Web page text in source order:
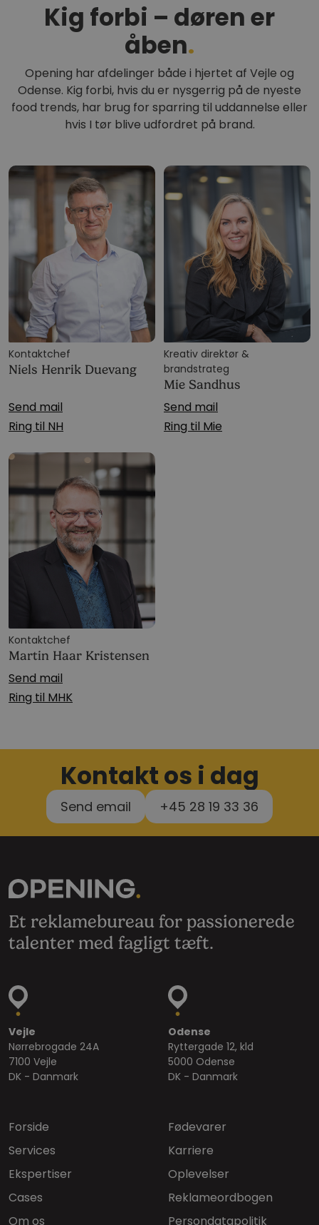
Kig forbi – døren er
åben.
Opening har afdelinger både i hjertet af Vejle og
Odense. Kig forbi, hvis du er nysgerrig på de nyeste
food trends, har brug for sparring til uddannelse eller
hvis I tør blive udfordret på brand.
Kontaktchef
Niels Henrik Duevang
Send mail
Ring til NH
Kreativ direktør &
brandstrateg
Mie Sandhus
Send mail
Ring til Mie
Kontaktchef
Martin Haar Kristensen
Send mail
Ring til MHK
Kontakt os i dag
Send email +45 28 19 33 36
Et reklamebureau for passionerede
talenter med fagligt tæft.
Vejle
Nørrebrogade 24A
7100 Vejle
DK - Danmark
Odense
Ryttergade 12, kld
5000 Odense
DK - Danmark
Forside
Services
Ekspertiser
Cases
Om os
Fødevarer
Karriere
Oplevelser
Reklameordbogen
Persondatapolitik